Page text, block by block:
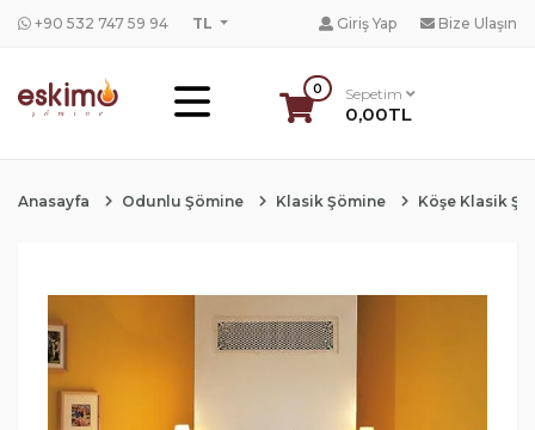
+90 532 747 59 94 TL Giriş Yap Bize Ulaşın
0 Sepetim
0,00TL
Anasayfa Odunlu Şömine Klasik Şömine Köşe Klasik